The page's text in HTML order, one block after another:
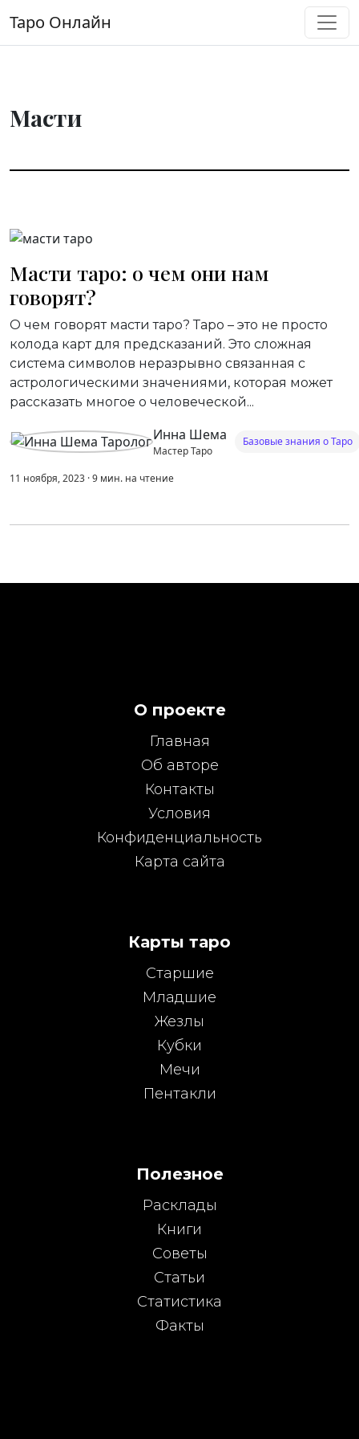
Основная навигация
Таро Онлайн
Масти
Масти таро: о чем они нам
говорят?
О чем говорят масти таро? Таро – это не просто
колода карт для предсказаний. Это сложная
система символов неразрывно связанная с
астрологическими значениями, которая может
рассказать многое о человеческой...
Инна Шема
Мастер Таро
Базовые знания о Таро
11 ноября, 2023 ·9 мин. на чтение
О проекте
Главная
Об авторе
Контакты
Условия
Конфиденциальность
Карта сайта
Карты таро
Старшие
Младшие
Жезлы
Кубки
Мечи
Пентакли
Полезное
Расклады
Книги
Советы
Статьи
Статистика
Факты